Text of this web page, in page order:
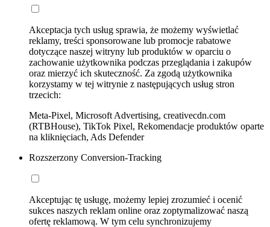
Akceptacja tych usług sprawia, że możemy wyświetlać
reklamy, treści sponsorowane lub promocje rabatowe
dotyczące naszej witryny lub produktów w oparciu o
zachowanie użytkownika podczas przeglądania i zakupów
oraz mierzyć ich skuteczność. Za zgodą użytkownika
korzystamy w tej witrynie z następujących usług stron
trzecich:
Meta-Pixel, Microsoft Advertising, creativecdn.com
(RTBHouse), TikTok Pixel, Rekomendacje produktów oparte
na kliknięciach, Ads Defender
Rozszerzony Conversion-Tracking
Akceptując tę usługę, możemy lepiej zrozumieć i ocenić
sukces naszych reklam online oraz zoptymalizować naszą
ofertę reklamową. W tym celu synchronizujemy